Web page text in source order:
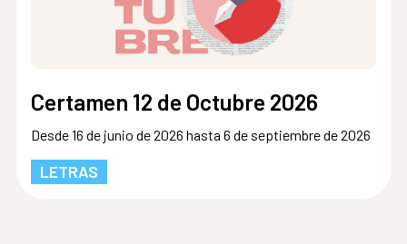
Certamen 12 de Octubre 2026
Desde 16 de junio de 2026 hasta 6 de septiembre de 2026
LETRAS